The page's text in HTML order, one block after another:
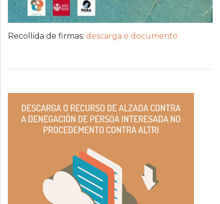
Recollida de firmas: descarga o documento